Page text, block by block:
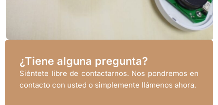
¿Tiene alguna pregunta?
Siéntete libre de contactarnos. Nos pondremos en
contacto con usted o simplemente llámenos ahora.